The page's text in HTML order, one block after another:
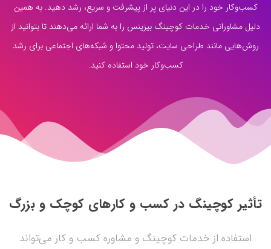
کسب‌وکار خود را در این دنیای پر از پیشرفت و سریع، رشد دهید. به همین
دلیل مشاورانی خدمات کوچینگ بیزینس را به شما ارائه می‌دهند تا بتوانید از
روش‌هایی مانند طراحی سایت، تولید محتوا و شبکه‌های اجتماعی برای رشد
کسب‌وکار خود استفاده کنید.
تأثیر کوچینگ در کسب‌ و کارهای کوچک و بزرگ
استفاده از خدمات کوچینگ و مشاوره کسب و کار می‌تواند